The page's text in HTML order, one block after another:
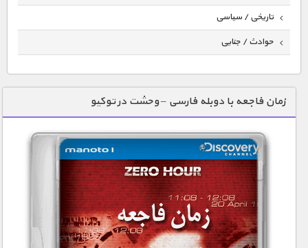
تاریخی / سیاسی
حوادث / جنایی
دنیای خوراکی ها
زمین شناسی / محیط زیست
سازه/ معماری/ مهندسی
سرگرمی
شناخت کودکان
طبیعت
علم و فناوری
زمان فاجعه با دوبله فارسی – وحشت در توکیو